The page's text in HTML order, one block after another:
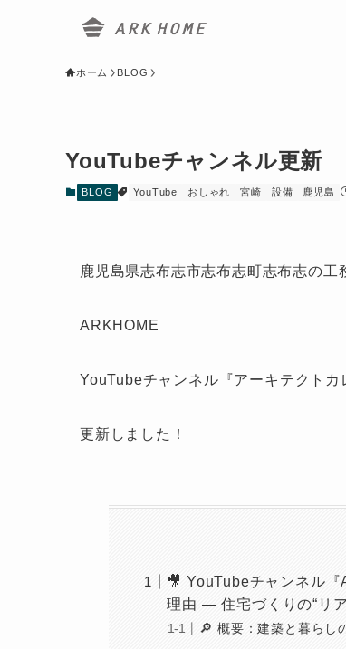
ホーム BLOG
YouTubeチャンネル更新
BLOG YouTube おしゃれ 宮崎 設備 鹿児島
鹿児島県志布志市志布志町志布志の工
ARKHOME
YouTubeチャンネル『アーキテクトカ
更新しました！
🎥 YouTubeチャンネル
理由 — 住宅づくりの“リ
🔎 概要：建築と暮らし